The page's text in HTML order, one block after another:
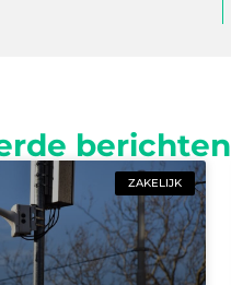
berichten
ZAKELIJK